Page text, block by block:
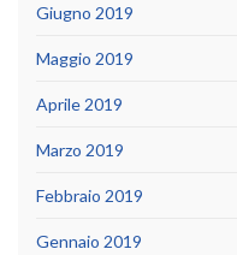
Giugno 2019
Maggio 2019
Aprile 2019
Marzo 2019
Febbraio 2019
Gennaio 2019